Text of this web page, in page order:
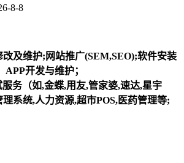
8-8
及维护;网站推广(SEM,SEO);软件安装
开发与维护；
务（如,金蝶,用友,管家婆,速达,星宇
系统,人力资源,超市POS,医药管理等;